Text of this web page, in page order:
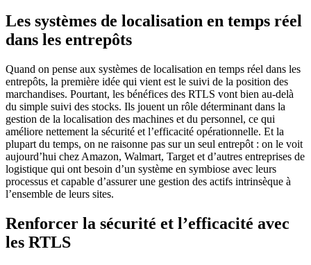
Les systèmes de localisation en temps réel
dans les entrepôts
Quand on pense aux systèmes de localisation en temps réel dans les
entrepôts, la première idée qui vient est le suivi de la position des
marchandises. Pourtant, les bénéfices des RTLS vont bien au-delà
du simple suivi des stocks. Ils jouent un rôle déterminant dans la
gestion de la localisation des machines et du personnel, ce qui
améliore nettement la sécurité et l’efficacité opérationnelle. Et la
plupart du temps, on ne raisonne pas sur un seul entrepôt : on le voit
aujourd’hui chez Amazon, Walmart, Target et d’autres entreprises de
logistique qui ont besoin d’un système en symbiose avec leurs
processus et capable d’assurer une gestion des actifs intrinsèque à
l’ensemble de leurs sites.
Renforcer la sécurité et l’efficacité avec
les RTLS